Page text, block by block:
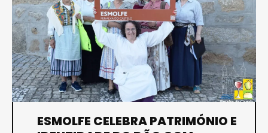
ESMOLFE CELEBRA PATRIMÓNIO E